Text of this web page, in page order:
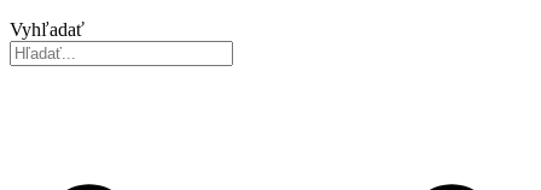
Vyhľadať